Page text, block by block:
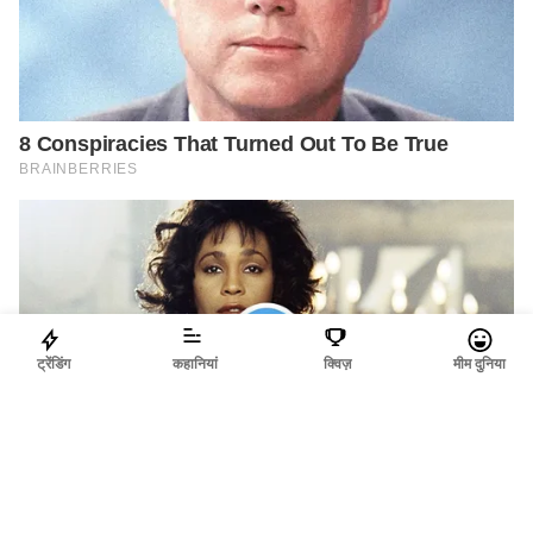
ट्रेंडिंग कहानियां क्विज़ मीम दुनिया